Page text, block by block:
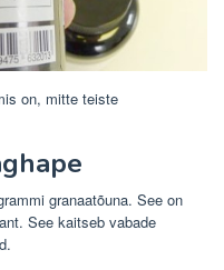
on, mitte teiste
granaatõuna. See on
See kaitseb vabade